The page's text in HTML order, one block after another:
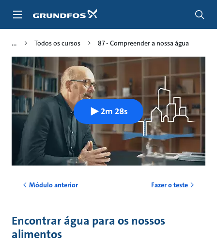
para
Todos os cursos 87 - Compreender a nossa água
2m 28s
Módulo anterior Fazer o teste
Encontrar água para os nossos
alimentos